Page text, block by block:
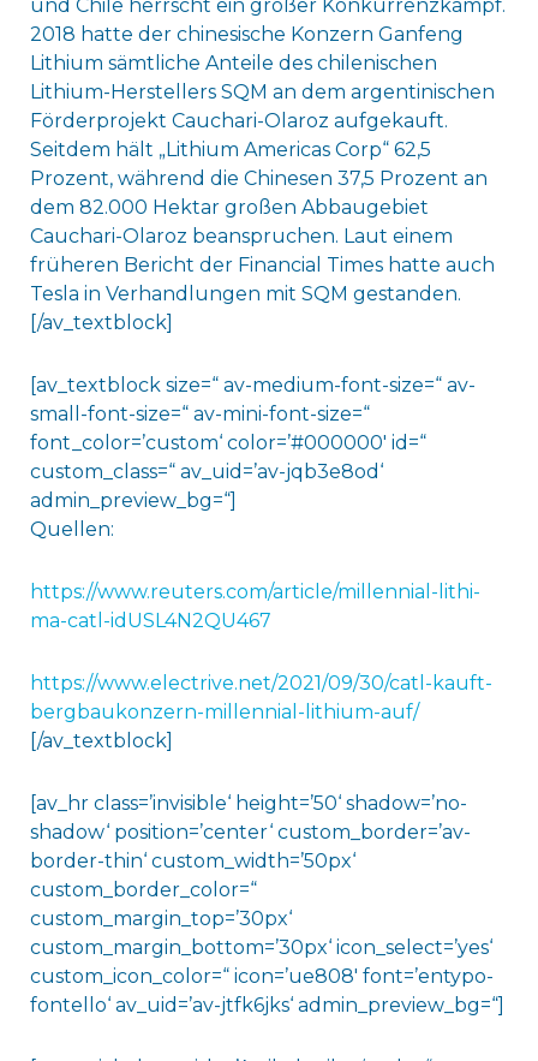
und Chile herrscht ein großer Konkurrenzkampf.
2018 hatte der chinesische Konzern Ganfeng
Lithium sämtliche Anteile des chilenischen
Lithium-Herstellers SQM an dem argentinischen
Förderprojekt Cauchari-Olaroz aufgekauft.
Seitdem hält „Lithium Americas Corp“ 62,5
Prozent, während die Chinesen 37,5 Prozent an
dem 82.000 Hektar großen Abbaugebiet
Cauchari-Olaroz beanspruchen. Laut einem
früheren Bericht der Financial Times hatte auch
Tesla in Verhandlungen mit SQM gestanden.
[/av_textblock]
[av_textblock size=“ av-medium-font-size=“ av-
small-font-size=“ av-mini-font-size=“
font_color=’custom‘ color=’#000000′ id=“
custom_class=“ av_uid=’av-jqb3e8od‘
admin_preview_bg=“]
Quellen:
https://www.reuters.com/article/millennial-lithi-
ma-catl-idUSL4N2QU467
https://www.electrive.net/2021/09/30/catl-kauft-
bergbaukonzern-millennial-lithium-auf/
[/av_textblock]
[av_hr class=’invisible‘ height=’50‘ shadow=’no-
shadow‘ position=’center‘ custom_border=’av-
border-thin‘ custom_width=’50px‘
custom_border_color=“
custom_margin_top=’30px‘
custom_margin_bottom=’30px‘ icon_select=’yes‘
custom_icon_color=“ icon=’ue808′ font=’entypo-
fontello‘ av_uid=’av-jtfk6jks‘ admin_preview_bg=“]